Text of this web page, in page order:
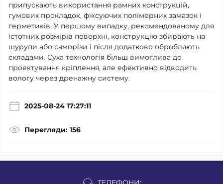
припускають використання рамних конструкцій,
гумових прокладок, фіксуючих полімерних замазок і
герметиків. У першому випадку, рекомендованому для
істотних розмірів поверхні, конструкцію збирають на
шурупи або саморізи і після додатково обробляють
складами. Суха технологія більш вимоглива до
проектування кріплення, але ефективно відводить
вологу через дренажну систему.
2025-08-24 17:27:11
Перегляди: 156